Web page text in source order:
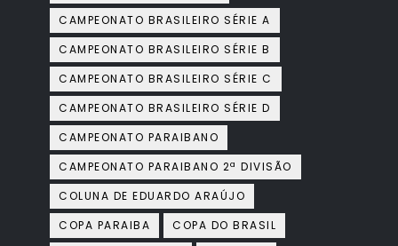
CAMPEONATO BRASILEIRO SÉRIE A
CAMPEONATO BRASILEIRO SÉRIE B
CAMPEONATO BRASILEIRO SÉRIE C
CAMPEONATO BRASILEIRO SÉRIE D
CAMPEONATO PARAIBANO
CAMPEONATO PARAIBANO 2ª DIVISÃO
COLUNA DE EDUARDO ARAÚJO
COPA PARAIBA
COPA DO BRASIL